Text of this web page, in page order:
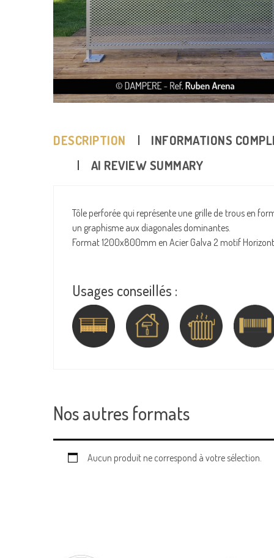
DESCRIPTION INFORMATIONS
AI REVIEW SUMMARY
Tôle perforée qui représente une grille de trous en
un graphisme aux diagonales dominantes.
Format 1200x800mm en Acier Galva 2 motif
Usages conseillés :
Nos autres formats
Aucun produit ne correspond à votre sélection.